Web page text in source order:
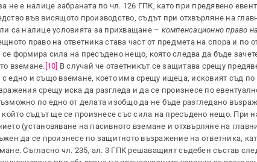
не е налице забраната по чл. 126 ГПК, като при предявено
във висящото производство, съдът при отхвърляне на
са налице условията за прихващане – компенсационно право
право на ответника става част от предмета на спора и
формира сила на пресъдено нещо, която следва да бъде
вземане. [10] В случай че ответникът се защитава срещу
едно и също вземане, което има срещу ищеца, исковият съд
срещу иска да разгледа и да се произнесе по
по едно от делата изобщо да не бъде разгледано
който съдът ще се произнесе със сила на пресъдено нещо. При
(установяване на пасивното вземане и отхвърляне на
да се произнесе по защитното възражение на ответника,
Съгласно чл. 235, ал. 3 ГПК решаващият съдебен състав